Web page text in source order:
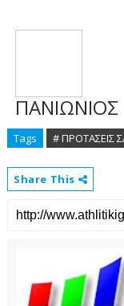
ΠΑΝΙΩΝΙΟΣ
Tags # ΠΡΟΤΑΣΕΙΣ
Share This